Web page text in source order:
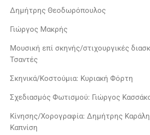
Δημήτρης Θεοδωρόπουλος
Γιώργος Μακρής
Μουσική επί σκηνής/στιχουργικές
Τσαντές
Σκηνικά/Κοστούμια: Κυριακή Φόρτη
Σχεδιασμός Φωτισμού: Γιώργος
Κίνησης/Χορογραφία: Δημήτρης
Καπνίση